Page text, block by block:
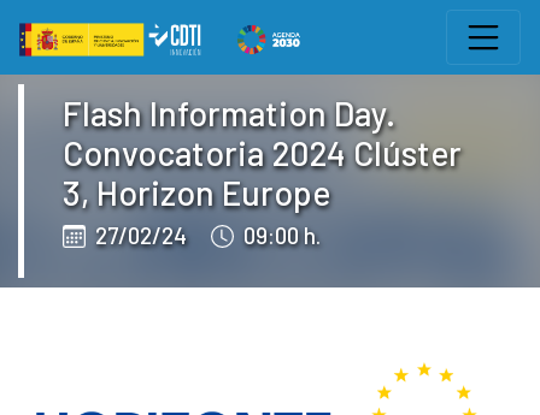
Eventos CDTI
Flash Information Day.
Convocatoria 2024 Clúster
3, Horizon Europe
27/02/24 09:00 h.